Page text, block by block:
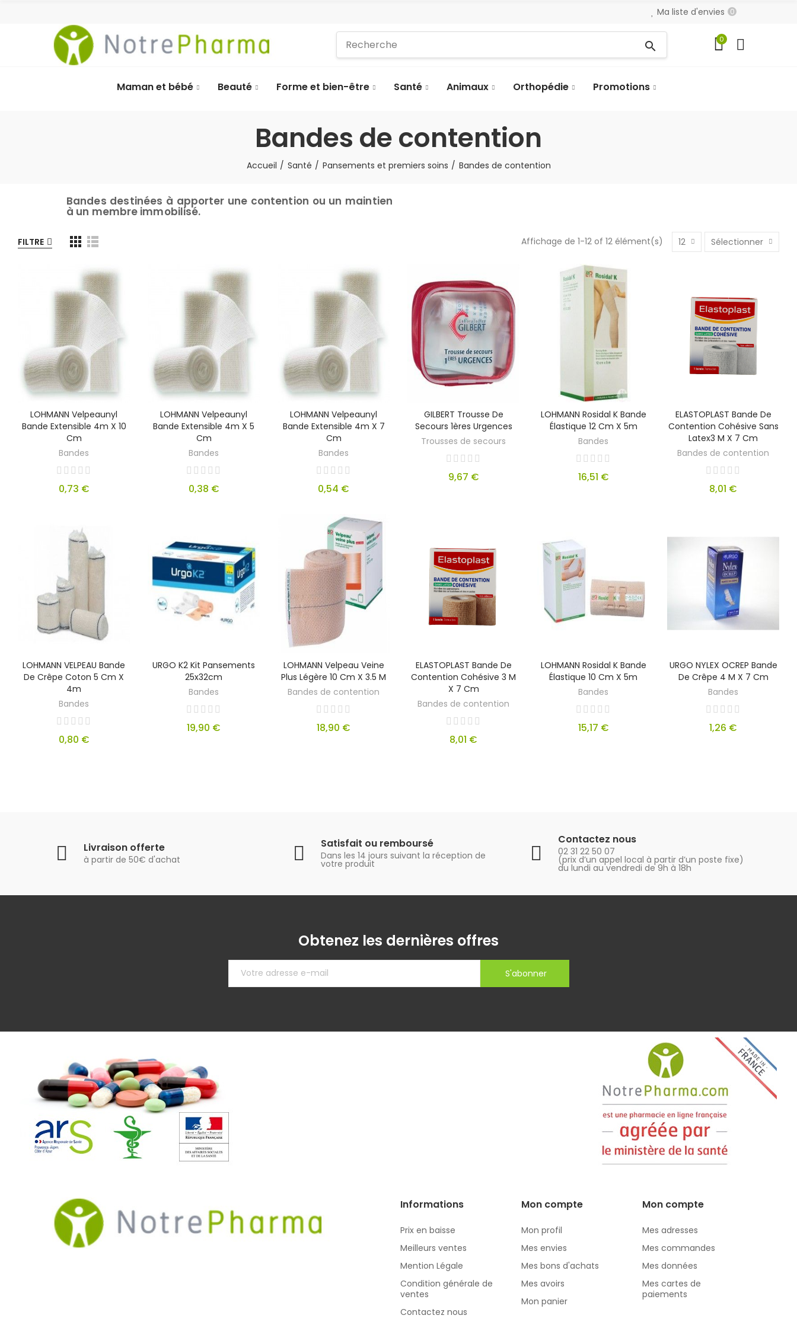
Ma liste d'envies 0
search 0
Maman et bébé Beauté Forme et bien-être Santé Animaux Orthopédie Promotions
Bandes de contention
Accueil Santé Pansements et premiers soins Bandes de contention
Bandes destinées à apporter une contention ou un maintien
à un membre immobilisé.
FILTRE Affichage de 1-12 of 12 élément(s) 12 Sélectionner
LOHMANN Velpeaunyl
Bande Extensible 4m X 10
Cm
Bandes
0,73 €
LOHMANN Velpeaunyl
Bande Extensible 4m X 5
Cm
Bandes
0,38 €
LOHMANN Velpeaunyl
Bande Extensible 4m X 7
Cm
Bandes
0,54 €
GILBERT Trousse De
Secours 1ères Urgences
Trousses de secours
9,67 €
LOHMANN Rosidal K Bande
Élastique 12 Cm X 5m
Bandes
16,51 €
ELASTOPLAST Bande De
Contention Cohésive Sans
Latex3 M X 7 Cm
Bandes de contention
8,01 €
LOHMANN VELPEAU Bande
De Crêpe Coton 5 Cm X
4m
Bandes
0,80 €
URGO K2 Kit Pansements
25x32cm
Bandes
19,90 €
LOHMANN Velpeau Veine
Plus Légère 10 Cm X 3.5 M
Bandes de contention
18,90 €
ELASTOPLAST Bande De
Contention Cohésive 3 M
X 7 Cm
Bandes de contention
8,01 €
LOHMANN Rosidal K Bande
Élastique 10 Cm X 5m
Bandes
15,17 €
URGO NYLEX OCREP Bande
De Crêpe 4 M X 7 Cm
Bandes
1,26 €
Livraison offerte
à partir de 50€ d'achat
Satisfait ou remboursé
Dans les 14 jours suivant la réception de
votre produit
Contactez nous
02 31 22 50 07
(prix d’un appel local à partir d’un poste fixe)
du lundi au vendredi de 9h à 18h
Obtenez les dernières offres
S'abonner
Informations
Prix en baisse
Meilleurs ventes
Mention Légale
Condition générale de
ventes
Contactez nous
Mon compte
Mon profil
Mes envies
Mes bons d'achats
Mes avoirs
Mon panier
Mon compte
Mes adresses
Mes commandes
Mes données
Mes cartes de
paiements